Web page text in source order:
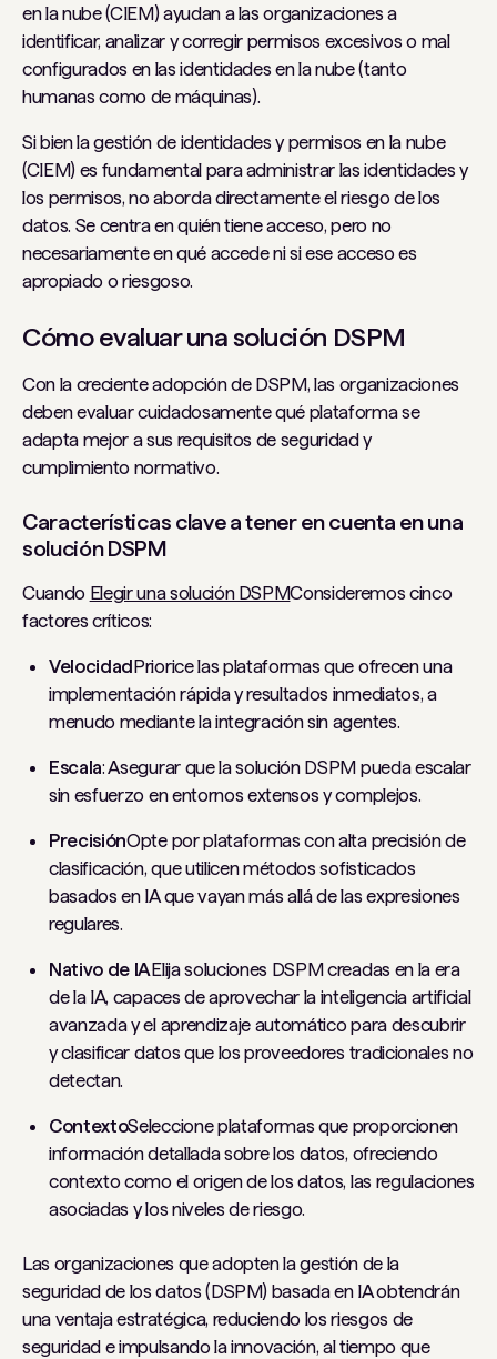
en la nube (CIEM) ayudan a las organizaciones a
identificar, analizar y corregir permisos excesivos o mal
configurados en las identidades en la nube (tanto
humanas como de máquinas).
Si bien la gestión de identidades y permisos en la nube
(CIEM) es fundamental para administrar las identidades y
los permisos, no aborda directamente el riesgo de los
datos. Se centra en quién tiene acceso, pero no
necesariamente en qué accede ni si ese acceso es
apropiado o riesgoso.
Cómo evaluar una solución DSPM
Con la creciente adopción de DSPM, las organizaciones
deben evaluar cuidadosamente qué plataforma se
adapta mejor a sus requisitos de seguridad y
cumplimiento normativo.
Características clave a tener en cuenta en una
solución DSPM
Cuando Elegir una solución DSPMConsideremos cinco
factores críticos:
VelocidadPriorice las plataformas que ofrecen una
implementación rápida y resultados inmediatos, a
menudo mediante la integración sin agentes.
Escala: Asegurar que la solución DSPM pueda escalar
sin esfuerzo en entornos extensos y complejos.
PrecisiónOpte por plataformas con alta precisión de
clasificación, que utilicen métodos sofisticados
basados ​​en IA que vayan más allá de las expresiones
regulares.
Nativo de IAElija soluciones DSPM creadas en la era
de la IA, capaces de aprovechar la inteligencia artificial
avanzada y el aprendizaje automático para descubrir
y clasificar datos que los proveedores tradicionales no
detectan.
ContextoSeleccione plataformas que proporcionen
información detallada sobre los datos, ofreciendo
contexto como el origen de los datos, las regulaciones
asociadas y los niveles de riesgo.
Las organizaciones que adopten la gestión de la
seguridad de los datos (DSPM) basada en IA obtendrán
una ventaja estratégica, reduciendo los riesgos de
seguridad e impulsando la innovación, al tiempo que